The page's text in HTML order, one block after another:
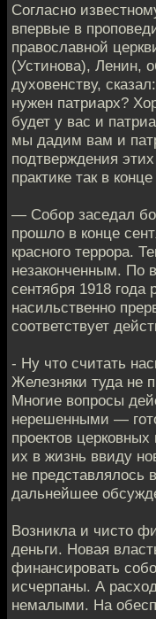
Согласно
впервые в
православной
(Устинова), Ленин,
духовенству,
нужен патриарх?
будет у вас и
мы дадим вам и
подтверждения
практике так в
— Собор заседал
прошло в конце
красного террора.
незаконченным. По
сентября 1918 года
насильственно
соответствует
- Ну что считать
Железняки туда не
Многие вопросы
нерешенными —
проектов
их в жизнь ввиду
не
дальнейшее
Возникла и чисто
деньги. Новая
финансировать
исчерпаны. А
немалыми. На